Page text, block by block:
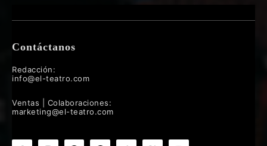
Contáctanos
Redacción:
info@el-teatro.com
Ventas | Colaboraciones:
marketing@el-teatro.com